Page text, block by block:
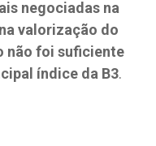
negociadas na
valorização do
não foi suficiente
índice da B3.